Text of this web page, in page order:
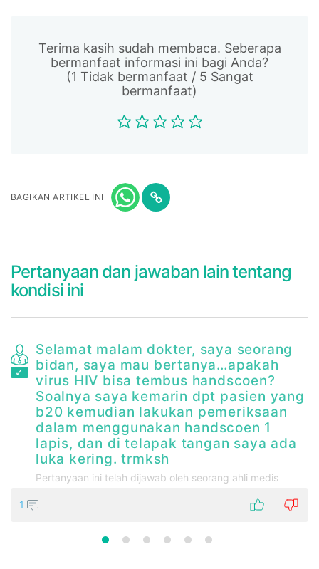
Terima kasih sudah membaca. Seberapa
bermanfaat informasi ini bagi Anda?
(1 Tidak bermanfaat / 5 Sangat
bermanfaat)
BAGIKAN ARTIKEL INI
Pertanyaan dan jawaban lain tentang
kondisi ini
Selamat malam dokter, saya seorang
bidan, saya mau bertanya…apakah
virus HIV bisa tembus handscoen?
Soalnya saya kemarin dpt pasien yang
b20 kemudian lakukan pemeriksaan
dalam menggunakan handscoen 1
lapis, dan di telapak tangan saya ada
luka kering. trmksh
Pertanyaan ini telah dijawab oleh seorang ahli medis
1